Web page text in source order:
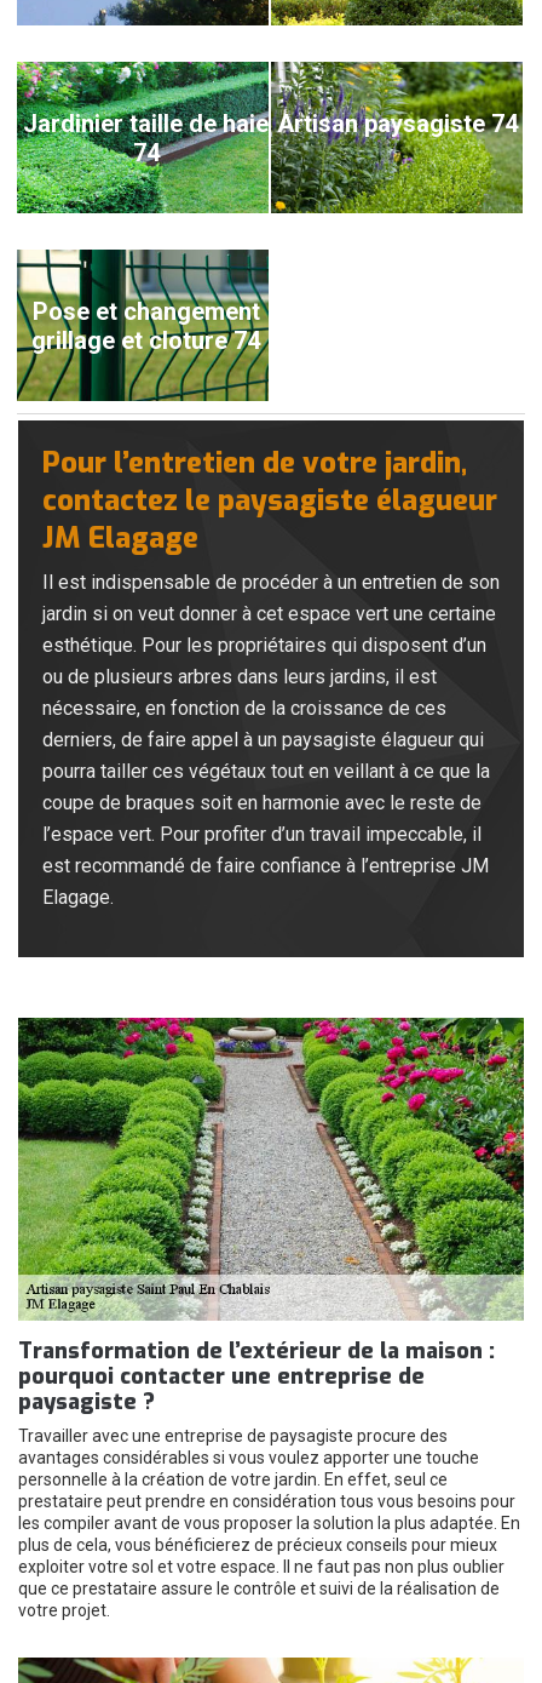
Jardinier taille de haie
74
Artisan paysagiste 74
Pose et changement
grillage et cloture 74
Pour l’entretien de votre jardin,
contactez le paysagiste élagueur
JM Elagage
Il est indispensable de procéder à un entretien de son
jardin si on veut donner à cet espace vert une certaine
esthétique. Pour les propriétaires qui disposent d’un
ou de plusieurs arbres dans leurs jardins, il est
nécessaire, en fonction de la croissance de ces
derniers, de faire appel à un paysagiste élagueur qui
pourra tailler ces végétaux tout en veillant à ce que la
coupe de braques soit en harmonie avec le reste de
l’espace vert. Pour profiter d’un travail impeccable, il
est recommandé de faire confiance à l’entreprise JM
Elagage.
Transformation de l’extérieur de la maison :
pourquoi contacter une entreprise de
paysagiste ?
Travailler avec une entreprise de paysagiste procure des
avantages considérables si vous voulez apporter une touche
personnelle à la création de votre jardin. En effet, seul ce
prestataire peut prendre en considération tous vous besoins pour
les compiler avant de vous proposer la solution la plus adaptée. En
plus de cela, vous bénéficierez de précieux conseils pour mieux
exploiter votre sol et votre espace. Il ne faut pas non plus oublier
que ce prestataire assure le contrôle et suivi de la réalisation de
votre projet.